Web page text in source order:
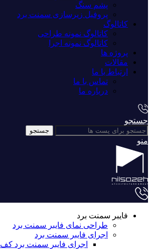
پشم سنگ
پروفیل زیرسازی سمنت برد
کاتالوگ
کاتالوگ نمونه طراحی
کاتالوگ نمونه اجرا
پروژه ها
مقالات
ارتباط با ما
تماس با ما
درباره ما
جستجو
جستجو
منو
فایبر سمنت برد
طراحی نمای فایبر سمنت برد
اجرای فایبر سمنت برد
اجرای فایبر سمنت برد کف